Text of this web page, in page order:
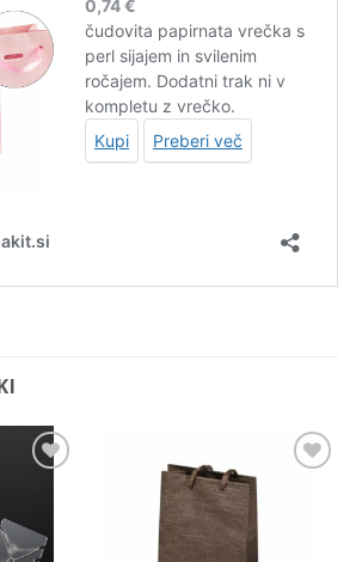
Add to
Wishlist